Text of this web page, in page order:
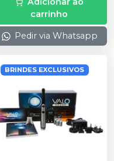
carrinho
Pedir via Whatsapp
BRINDES EXCLUSIVOS